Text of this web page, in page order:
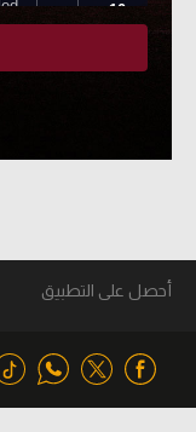
أحصل على التطبيق